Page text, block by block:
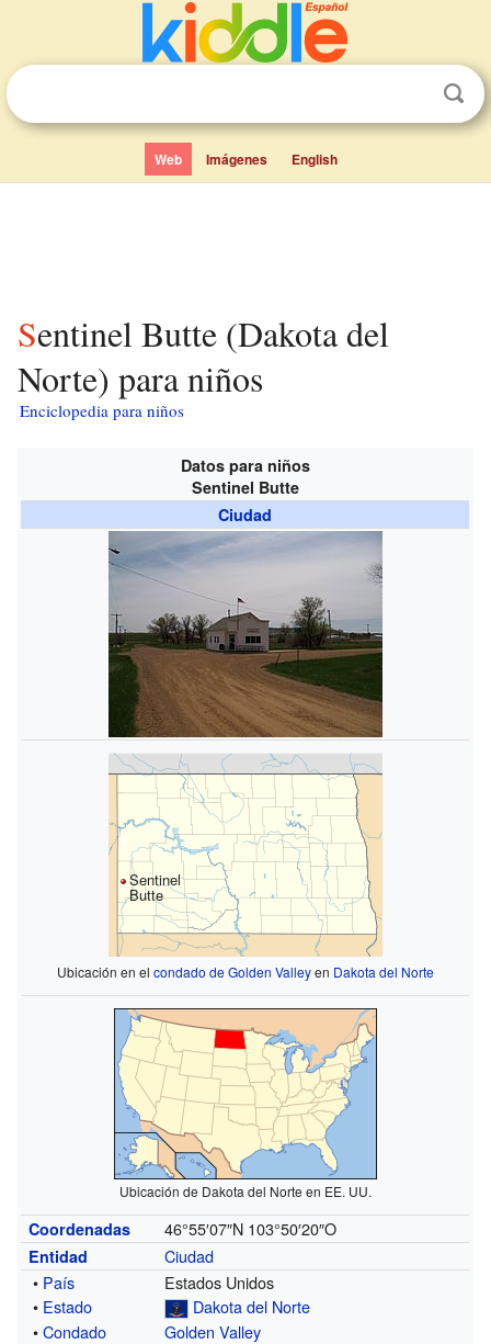
Web Imágenes English
Sentinel Butte (Dakota del
Norte) para niños
Enciclopedia para niños
Datos para niños
Sentinel Butte
Ciudad
Sentinel
Butte
Ubicación en el condado de Golden Valleyen Dakota del Norte
Ubicación de Dakota del Norte en EE. UU.
Coordenadas 46°55′07″N 103°50′20″O
Entidad
Ciudad
• País
Estados Unidos
• Estado
Dakota del Norte
•Condado Golden Valley